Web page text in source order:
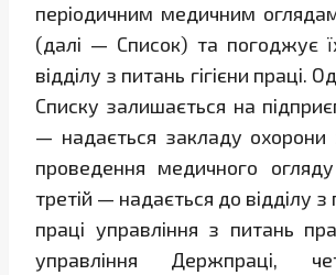
періодичним медичним
(далі — Список) та погоджує
відділу з питань гігієни праці.
Списку залишається на
— надається закладу охорони
проведення медичного огляду
третій — надається до відділу з
праці управління з питань
управління Держпраці,